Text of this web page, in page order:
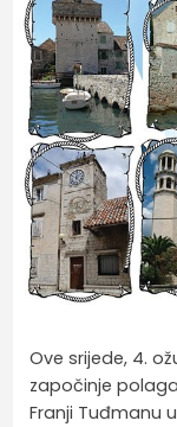
Ove srijede, 4.
započinje
Franji Tuđmanu